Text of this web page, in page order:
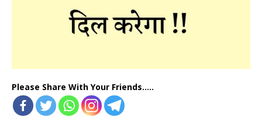
Please Share With Your Friends.....